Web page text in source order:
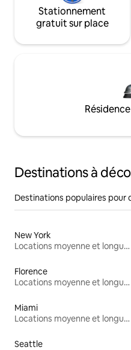
Stationnement
gratuit sur place
Destinations à
Destinations populaires pour
New York
Locations moyenne et longue durée
Florence
Locations moyenne et longue durée
Miami
Locations moyenne et longue durée
Seattle